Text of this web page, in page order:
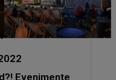
Evenimente